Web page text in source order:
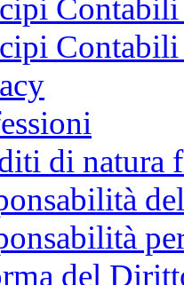
di natura
del